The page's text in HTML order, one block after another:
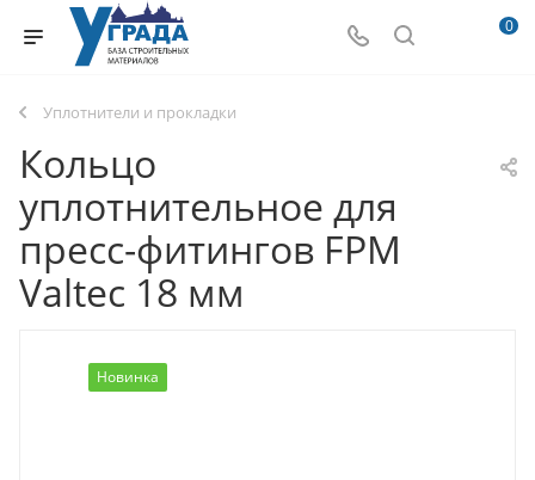
0
Уплотнители и прокладки
Кольцо
уплотнительное для
пресс-фитингов FPM
Valtec 18 мм
Новинка